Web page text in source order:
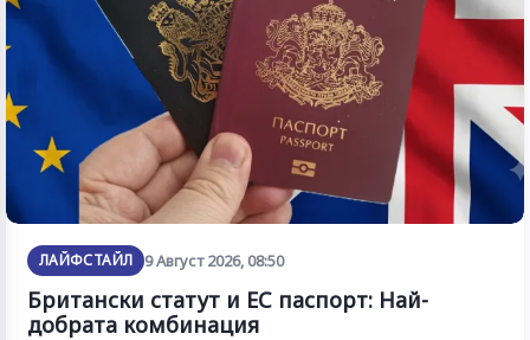
ЛАЙФСТАЙЛ 9 Август 2026, 08:50
Британски статут и ЕС паспорт: Най-
добрата комбинация